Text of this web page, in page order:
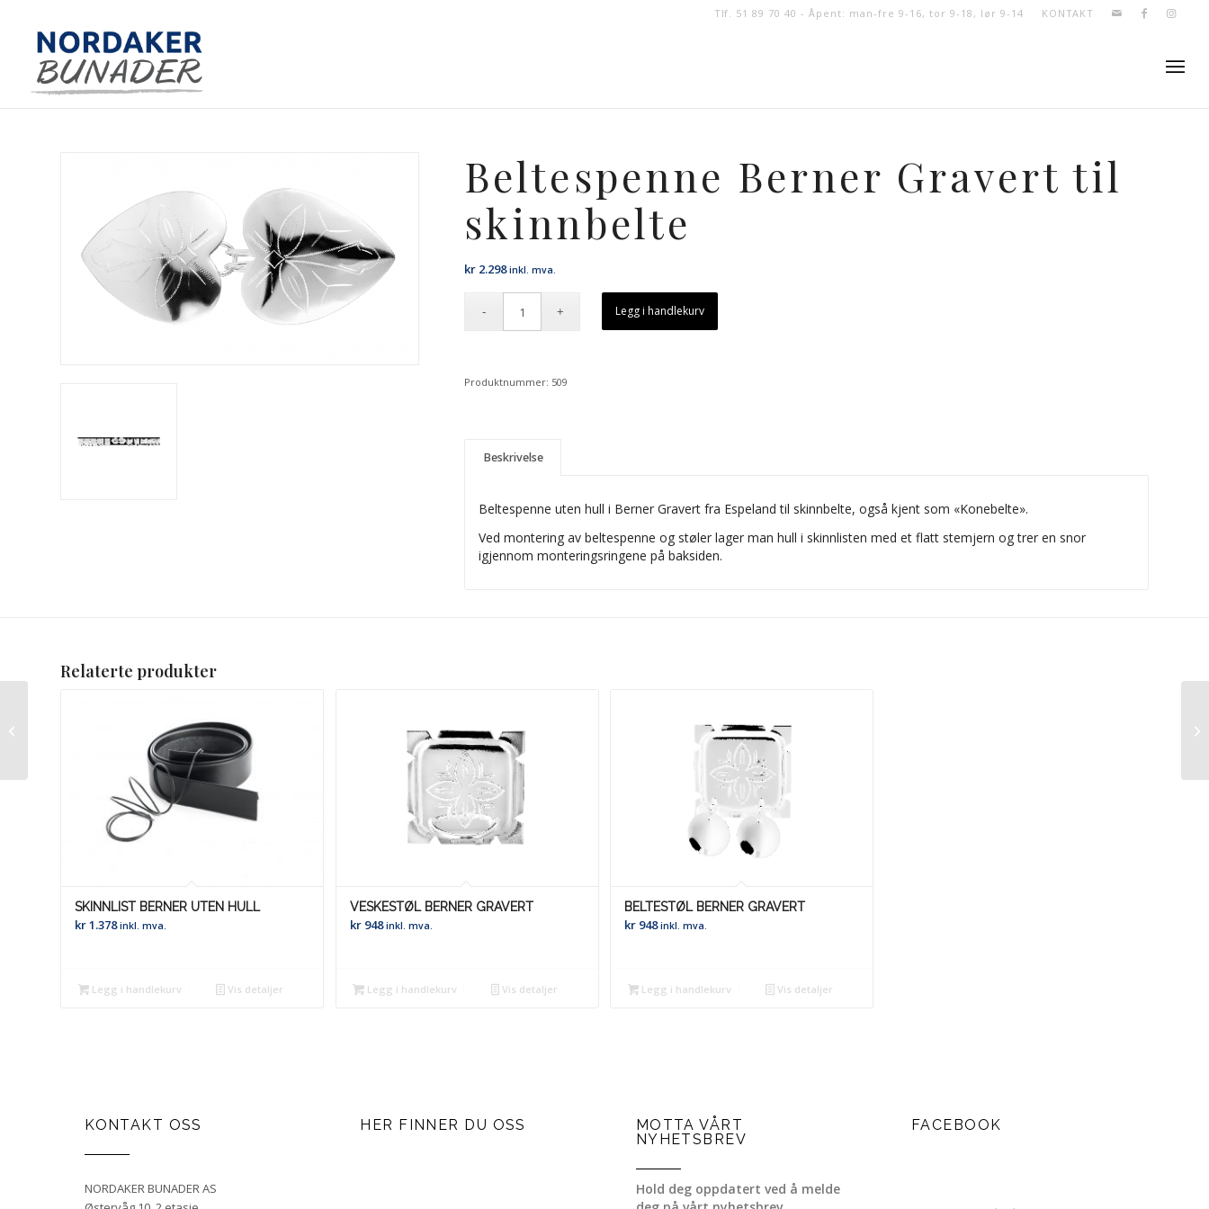
KONTAKT
Tlf. 51 89 70 40 - Åpent: man-fre 9-16, tor 9-18, lør 9-14
Beltespenne Berner Gravert til
skinnbelte
kr 2.298 inkl. mva.
Legg i handlekurv
Produktnummer: 509
Beskrivelse
Beltespenne uten hull i Berner Gravert fra Espeland til skinnbelte, også kjent som «Konebelte».
Ved montering av beltespenne og støler lager man hull i skinnlisten med et flatt stemjern og trer en snor
igjennom monteringsringene på baksiden.
Relaterte produkter
SKINNLIST BERNER UTEN HULL
kr1.378 inkl. mva.
Legg i handlekurv Vis detaljer
VESKESTØL BERNER GRAVERT
kr948 inkl. mva.
Legg i handlekurv Vis detaljer
BELTESTØL BERNER GRAVERT
kr 948 inkl. mva.
Legg i handlekurv Vis detaljer
KONTAKT OSS
NORDAKER BUNADER AS
HER FINNER DU OSS
MOTTA VÅRT
NYHETSBREV
Hold deg oppdatert ved å melde
FACEBOOK